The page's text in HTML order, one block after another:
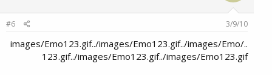
3/9/10
#6
../images/Emo123.gif../images/Emo123.gif../images/Emo
123.gif../images/Emo123.gif../images/Emo123.gif